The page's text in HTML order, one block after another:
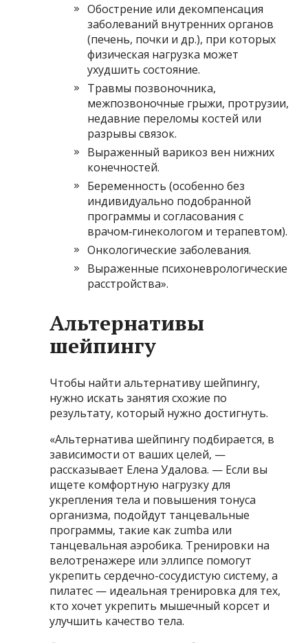
Обострение или декомпенсация
заболеваний внутренних органов
(печень, почки и др.), при которых
физическая нагрузка может
ухудшить состояние.
Травмы позвоночника,
межпозвоночные грыжи, протрузии,
недавние переломы костей или
разрывы связок.
Выраженный варикоз вен нижних
конечностей.
Беременность (особенно без
индивидуально подобранной
программы и согласования с
врачом‑гинекологом и терапевтом).
Онкологические заболевания.
Выраженные психоневрологические
расстройства».
Альтернативы
шейпингу
Чтобы найти альтернативу шейпингу,
нужно искать занятия схожие по
результату, который нужно достигнуть.
«Альтернатива шейпингу подбирается, в
зависимости от ваших целей, —
рассказывает Елена Удалова. — Если вы
ищете комфортную нагрузку для
укрепления тела и повышения тонуса
организма, подойдут танцевальные
программы, такие как zumba или
танцевальная аэробика. Тренировки на
велотренажере или эллипсе помогут
укрепить сердечно-сосудистую систему, а
пилатес — идеальная тренировка для тех,
кто хочет укрепить мышечный корсет и
улучшить качество тела.